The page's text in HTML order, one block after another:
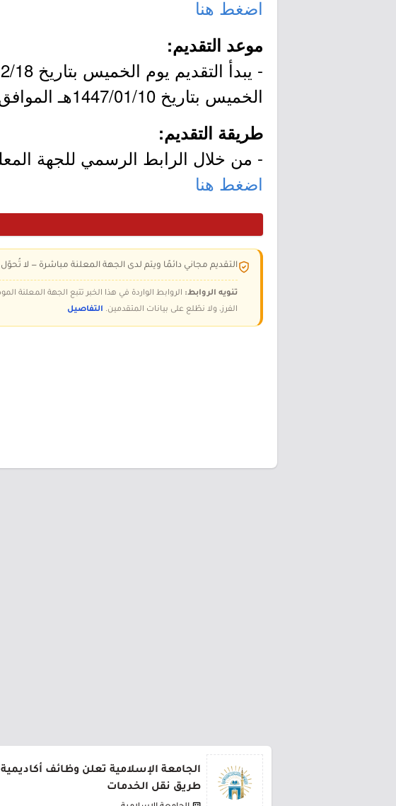
اضغط هنا
موعد التقديم:
الخميس بتاريخ 1447/01/10هـ الموافق 2026/06/25م.
طريقة التقديم:
- من خلال الرابط الرسمي للجهة
اضغط هنا
التقديم مجاني دائمًا ويتم لدى الجهة المعلنة مباشرة — لا
تنويه الروابط: الروابط الواردة في هذا الخبر تتبع الجهة
الفرز، ولا نطّلع على بيانات المتقدمين. التفاصيل
الجامعة الإسلامية تعلن وظائف
طريق نقل الخدمات